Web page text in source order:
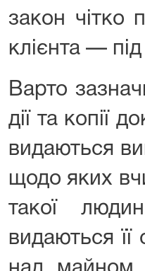
закон чітко
клієнта —
Варто
дії та копії
видаються
щодо яких
такої
видаються